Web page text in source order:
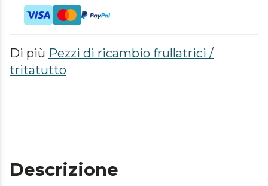
Di più Pezzi di ricambio frullatrici /
tritatutto
Descrizione